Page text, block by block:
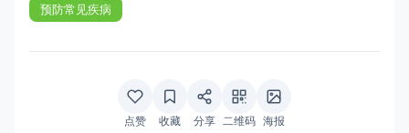
预防常见疾病
点赞 收藏 分享 二维码 海报